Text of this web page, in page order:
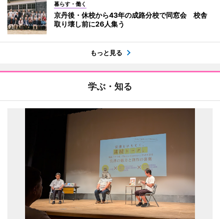
暮らす・働く
京丹後・休校から43年の成路分校で同窓会 校舎
取り壊し前に26人集う
もっと見る
学ぶ・知る